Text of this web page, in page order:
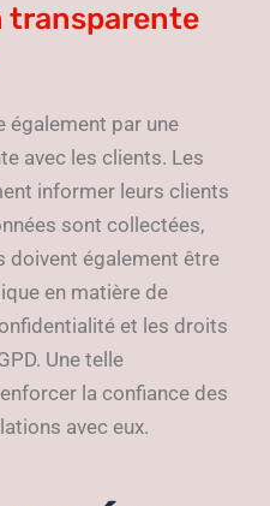
transparente
également par une
avec les clients. Les
informer leurs clients
sont collectées,
doivent également être
en matière de
et les droits
Une telle
la confiance des
avec eux.